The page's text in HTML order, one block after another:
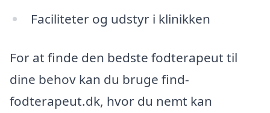
Faciliteter og udstyr i klinikken
For at finde den bedste fodterapeut til
dine behov kan du bruge find-
fodterapeut.dk, hvor du nemt kan